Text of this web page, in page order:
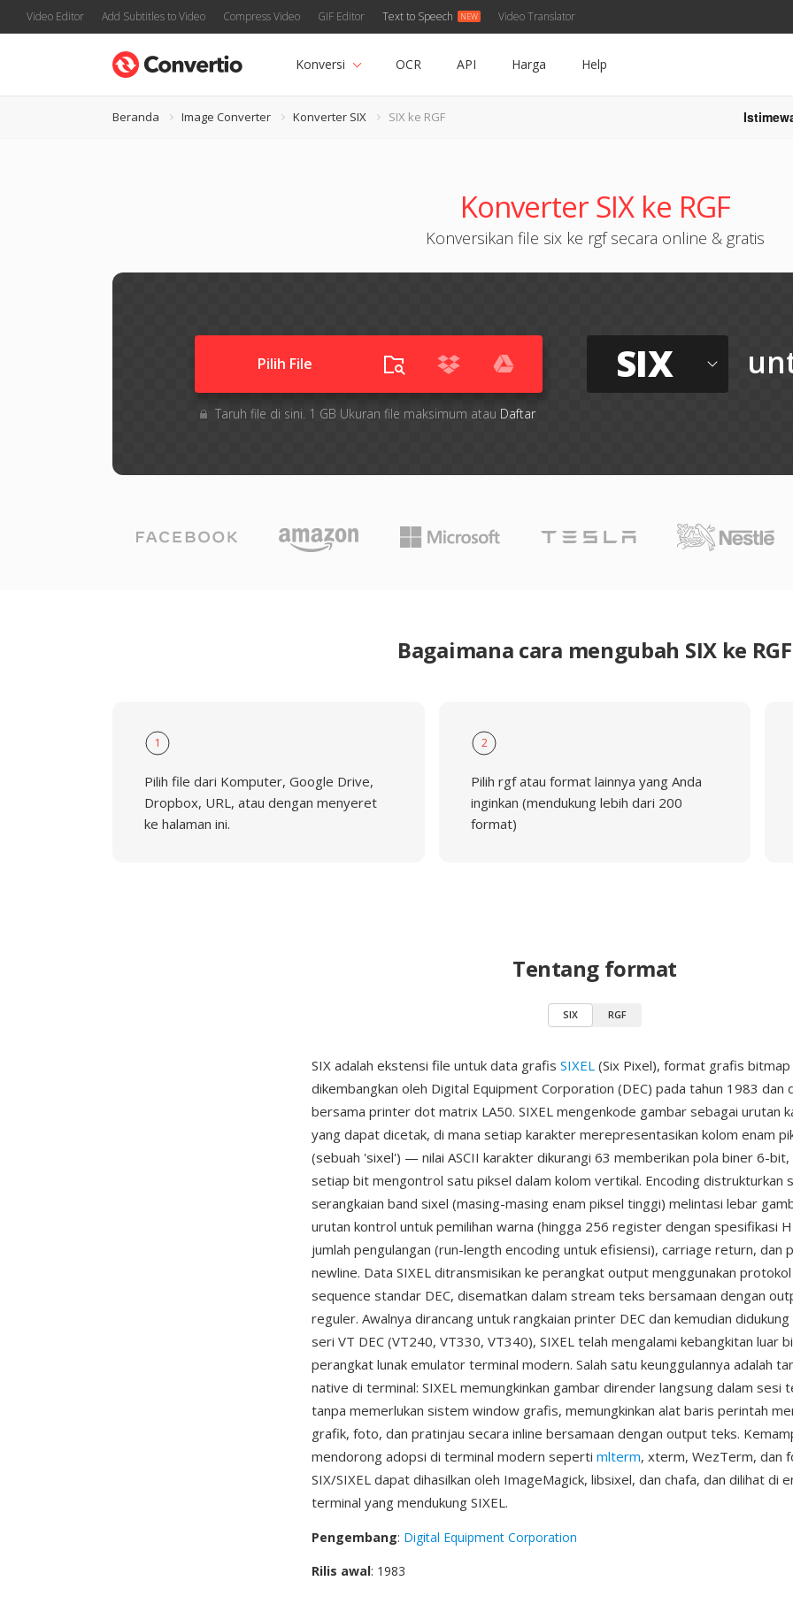
Video Editor Add Subtitles to Video Compress Video GIF Editor Text to Speech Video Translator
Konversi OCR API Harga Help
Beranda Image Converter Konverter SIX SIX ke RGF
Konverter SIX ke RGF
Konversikan file six ke rgf secara online & gratis
Pilih File
Taruh file di sini. 1 GB Ukuran file maksimum atau Daftar
SIX
Bagaimana cara mengubah SIX ke RGF
1
Pilih file dari Komputer, Google Drive,
Dropbox, URL, atau dengan menyeret
ke halaman ini.
2
Pilih rgf atau format lainnya yang Anda
inginkan (mendukung lebih dari 200
format)
Tentang format
SIX RGF
SIX adalah ekstensi file untuk data grafis SIXEL (Six Pixel), format grafis bitmap
dikembangkan oleh Digital Equipment Corporation (DEC) pada tahun 1983 dan
bersama printer dot matrix LA50. SIXEL mengenkode gambar sebagai urutan
yang dapat dicetak, di mana setiap karakter merepresentasikan kolom enam
(sebuah 'sixel') — nilai ASCII karakter dikurangi 63 memberikan pola biner 6-bit,
setiap bit mengontrol satu piksel dalam kolom vertikal. Encoding distrukturkan
serangkaian band sixel (masing-masing enam piksel tinggi) melintasi lebar
urutan kontrol untuk pemilihan warna (hingga 256 register dengan spesifikasi
jumlah pengulangan (run-length encoding untuk efisiensi), carriage return, dan
newline. Data SIXEL ditransmisikan ke perangkat output menggunakan
sequence standar DEC, disematkan dalam stream teks bersamaan dengan
reguler. Awalnya dirancang untuk rangkaian printer DEC dan kemudian
seri VT DEC (VT240, VT330, VT340), SIXEL telah mengalami kebangkitan luar
perangkat lunak emulator terminal modern. Salah satu keunggulannya adalah
native di terminal: SIXEL memungkinkan gambar dirender langsung dalam sesi
tanpa memerlukan sistem window grafis, memungkinkan alat baris perintah
grafik, foto, dan pratinjau secara inline bersamaan dengan output teks.
mendorong adopsi di terminal modern seperti mlterm, xterm, WezTerm, dan
SIX/SIXEL dapat dihasilkan oleh ImageMagick, libsixel, dan chafa, dan dilihat di
terminal yang mendukung SIXEL.
Pengembang: Digital Equipment Corporation
Rilis awal: 1983